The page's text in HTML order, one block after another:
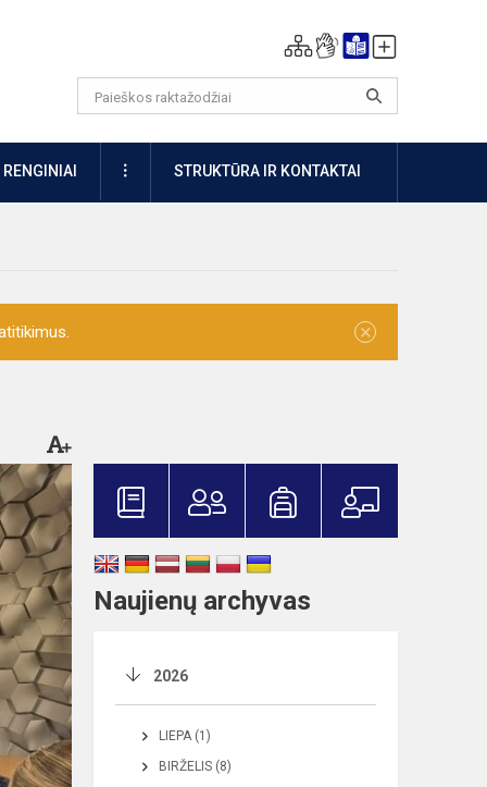
RENGINIAI DAUGIAUSTRUKTŪRA IR KONTAKTAI
×
Naujienų archyvas
2026
LIEPA (1)
BIRŽELIS (8)